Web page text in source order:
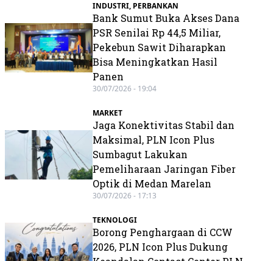
INDUSTRI, PERBANKAN
Bank Sumut Buka Akses Dana
PSR Senilai Rp 44,5 Miliar,
Pekebun Sawit Diharapkan
Bisa Meningkatkan Hasil
Panen
30/07/2026 - 19:04
MARKET
Jaga Konektivitas Stabil dan
Maksimal, PLN Icon Plus
Sumbagut Lakukan
Pemeliharaan Jaringan Fiber
Optik di Medan Marelan
30/07/2026 - 17:13
TEKNOLOGI
Borong Penghargaan di CCW
2026, PLN Icon Plus Dukung